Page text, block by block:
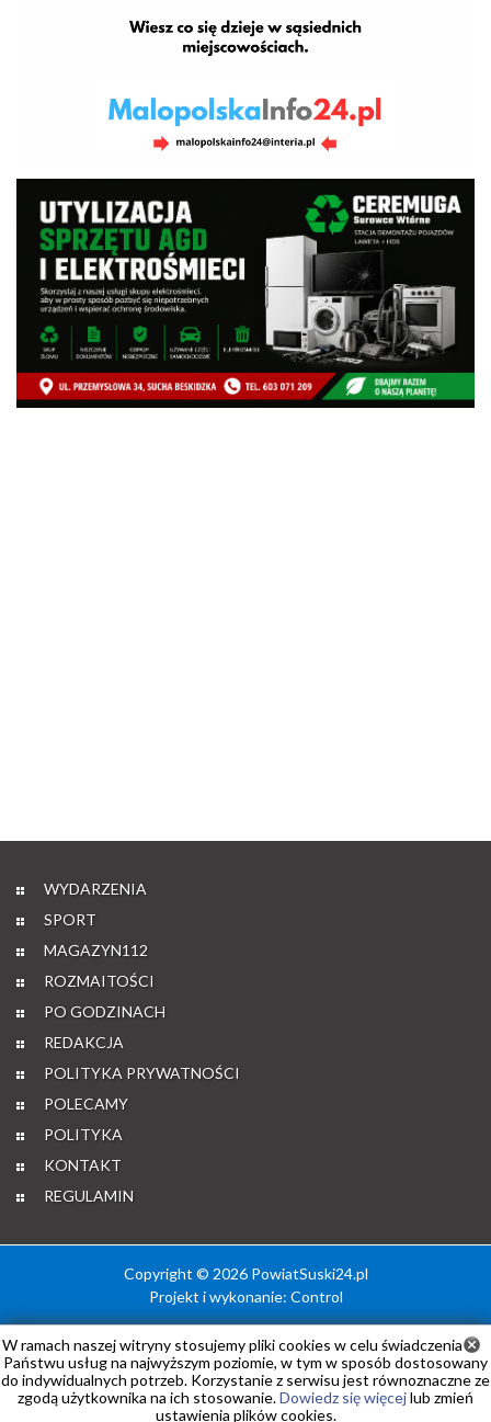
WYDARZENIA
SPORT
MAGAZYN112
ROZMAITOŚCI
PO GODZINACH
REDAKCJA
POLITYKA PRYWATNOŚCI
POLECAMY
POLITYKA
KONTAKT
REGULAMIN
Copyright © 2026 PowiatSuski24.pl
Projekt i wykonanie: Control
W ramach naszej witryny stosujemy pliki cookies w celu świadczenia
Państwu usług na najwyższym poziomie, w tym w sposób dostosowany
do indywidualnych potrzeb. Korzystanie z serwisu jest równoznaczne ze
zgodą użytkownika na ich stosowanie.Dowiedz się więcejlub zmień
ustawienia plików cookies.